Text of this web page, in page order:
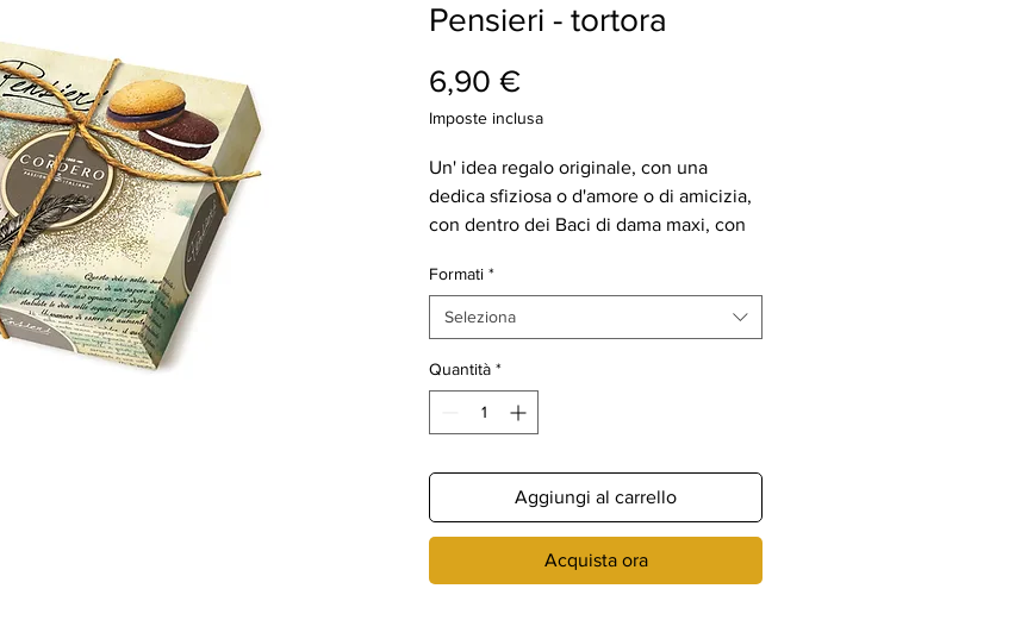
Pensieri - tortora
6,90 €Prezzo
Imposte inclusa
Un' idea regalo originale, con una
dedica sfiziosa o d'amore o di amicizia,
con dentro dei Baci di dama maxi, con
bianco - QUESTA SCATOLINA
CONTIENE LA FRASE: "Perché in fondo
i peccati di gola fanno bene allo spirito!"
LA CONFEZIONA CONTIENE DUE MAXI
BACI DI DAMA SENZA GLUTINE,
CONFEZIONATI SINGOLARMENTE: 1
CIOCCOLATO FONDENTE + 1 BACIO DI
DAMA AL CACAO FARCITO DI CREMA
AL CIOCCOLATO BIANCO
Formati *
Seleziona
Quantità *
Aggiungi al carrello
Acquista ora